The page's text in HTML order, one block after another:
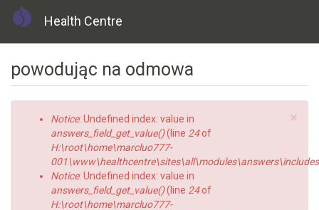
main
Health Centre
powodując na odmowa
×
Error
message
Notice: Undefined index: value in
answers_field_get_value()(line 24of
H:\root\home\marcluo777-
Notice: Undefined index: value in
answers_field_get_value()(line 24of
H:\root\home\marcluo777-